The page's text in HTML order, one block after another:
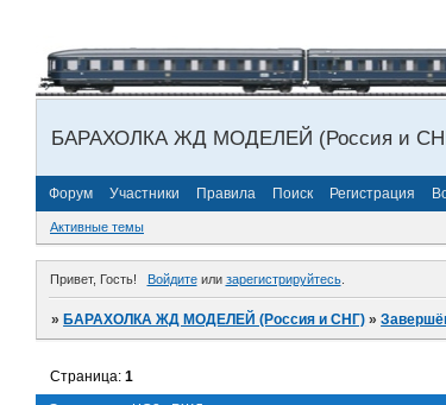
БАРАХОЛКА ЖД МОДЕЛЕЙ (Россия и
Форум Участники Правила Поиск Регистрация
Активные темы
Привет, Гость! Войдитеили зарегистрируйтесь.
»БАРАХОЛКА ЖД МОДЕЛЕЙ (Россия и СНГ) »
Страница:1